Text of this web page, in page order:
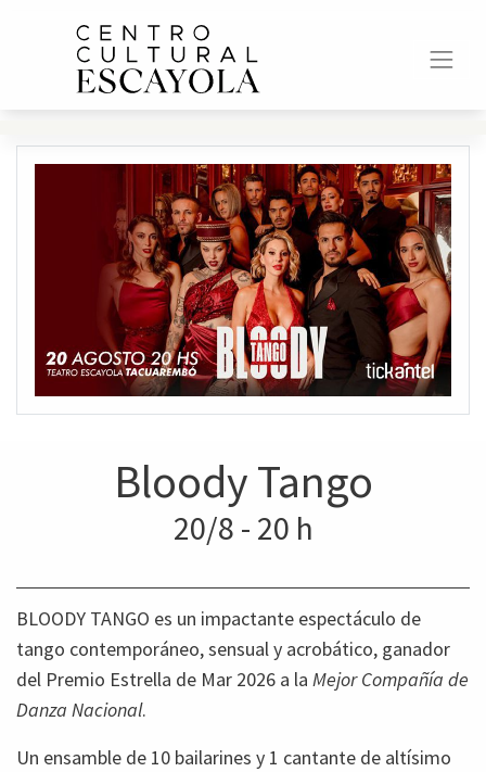
Bloody Tango
20/8 - 20 h
BLOODY TANGO es un impactante espectáculo de
tango contemporáneo, sensual y acrobático, ganador
del Premio Estrella de Mar 2026 a la Mejor Compañía de
Danza Nacional.
Un ensamble de 10 bailarines y 1 cantante de altísimo